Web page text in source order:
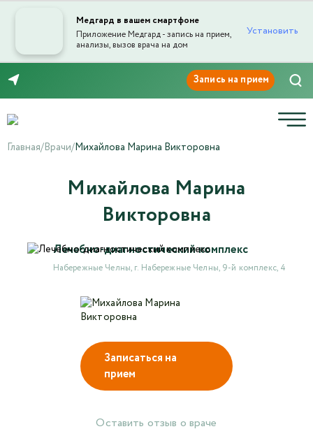
Медгард в вашем смартфоне
Приложение Медгард - запись на прием,
анализы, вызов врача на дом
Установить
Главная/Врачи/Михайлова Марина Викторовна
Записаться на
прием
Оставить отзыв о враче
Михайлова Марина
Викторовна
Лечебно-диагностический комплекс
Набережные Челны, г. Набережные Челны, 9-й комплекс, 4
Отправка отзыва
Ваша оценка
Авторизоваться в личном кабинете
Войти с VK ID
или войти через VK ID с использованием данных